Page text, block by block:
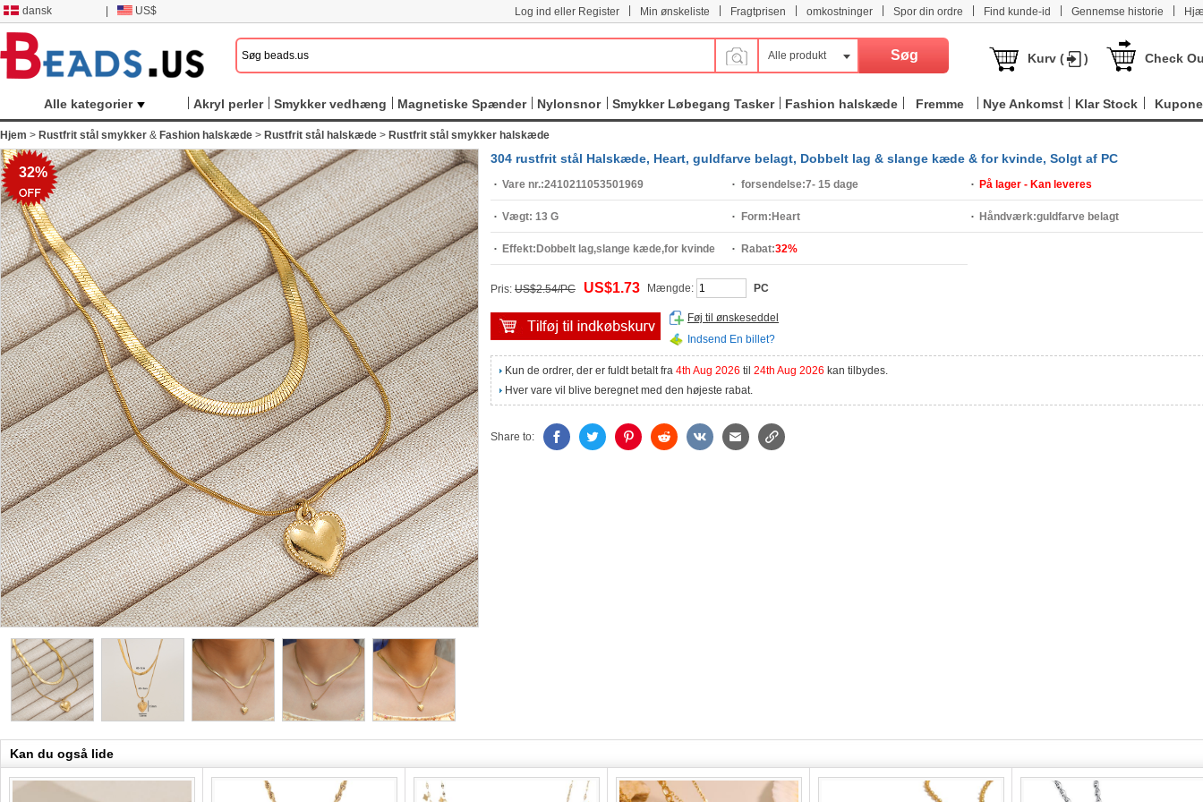
dansk US$ Log ind eller Register Min ønskeliste Fragtprisen omkostninger Spor din ordre Find kunde-id Gennemse historie
Alle produkt Kurv ( ) Check
Alle kategorier Akryl perler Smykker vedhæng Magnetiske Spænder Nylonsnor Smykker Løbegang Tasker Fashion halskæde Fremme Nye Ankomst Klar Stock
Hjem > Rustfrit stål smykker & Fashion halskæde > Rustfrit stål halskæde > Rustfrit stål smykker halskæde
32%
304 rustfrit stål Halskæde, Heart, guldfarve belagt, Dobbelt lag & slange kæde & for kvinde, Solgt af PC
Vare nr.:2410211053501969 forsendelse:7- 15 dage På lager - Kan leveres
Vægt: 13 G Form: Heart Håndværk:guldfarve belagt
Effekt: Dobbelt lag,slange kæde,for kvinde Rabat:32%
Pris: US$2.54/PC US$1.73 Mængde: PC
Føj til ønskeseddel
Indsend En billet?
Kun de ordrer, der er fuldt betalt fra 4th Aug 2026 til 24th Aug 2026 kan tilbydes.
Hver vare vil blive beregnet med den højeste rabat.
Share to:
Kan du også lide